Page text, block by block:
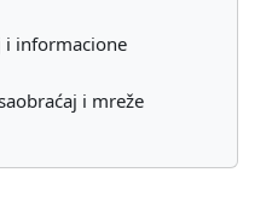
i informacione
i mreže